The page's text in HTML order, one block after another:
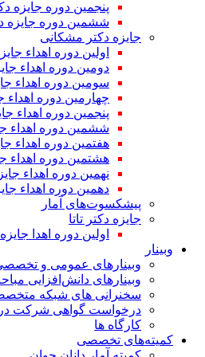
پنجمین دوره جایزه
ششمین دوره جایزه
جایزه دکتر مشکانی
اولین دوره اهداء
دومین دوره اهداء
سومین دوره اهداء
چهارمین دوره اهداء
پنجمین دوره اهداء
ششمین دوره اهداء
هفتمین دوره اهداء
هشتمین دوره اهداء
نهمین دوره اهداء
دهمین دوره اهداء
پیشکسوت‌های آمار
جایزه دکتر تاتا
اولین دوره اهدا جایزه
وبینار
وبینارهای عمومی و تخصصی
وبینارهای دانش‌افزایی
سخنرانی های شبکه
درخواست گواهی شرکت در
کارگاه ها
کمیته‌های تخصصی